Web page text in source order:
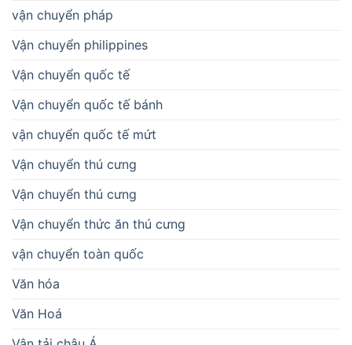
vận chuyển pháp
Vận chuyển philippines
Vận chuyển quốc tế
Vận chuyển quốc tế bánh
vận chuyển quốc tế mứt
Vận chuyển thú cưng
Vận chuyển thú cưng
Vận chuyển thức ăn thú cưng
vận chuyển toàn quốc
Văn hóa
Văn Hoá